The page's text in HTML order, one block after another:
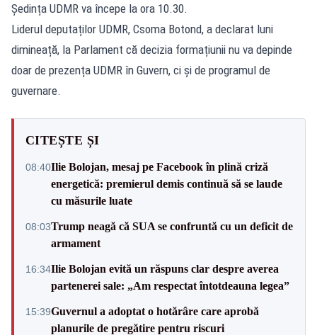
Ședința UDMR va începe la ora 10.30.
Liderul deputaților UDMR, Csoma Botond, a declarat luni
dimineață, la Parlament că decizia formațiunii nu va depinde
doar de prezența UDMR în Guvern, ci și de programul de
guvernare.
CITEȘTE ȘI
08:40Ilie Bolojan, mesaj pe Facebook în plină criză
energetică: premierul demis continuă să se laude
cu măsurile luate
08:03Trump neagă că SUA se confruntă cu un deficit de
armament
16:34Ilie Bolojan evită un răspuns clar despre averea
partenerei sale: „Am respectat întotdeauna legea”
15:39Guvernul a adoptat o hotărâre care aprobă
planurile de pregătire pentru riscuri